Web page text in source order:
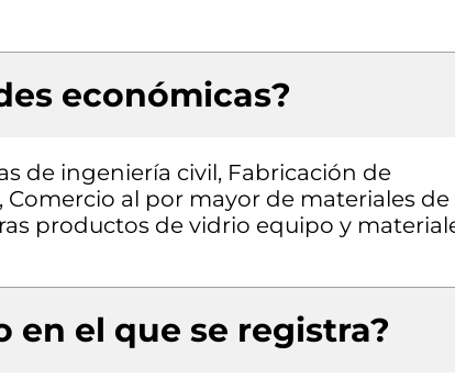
económicas?
de ingeniería civil, Fabricación de
al por mayor de materiales de
productos de vidrio equipo y
en el que se registra?